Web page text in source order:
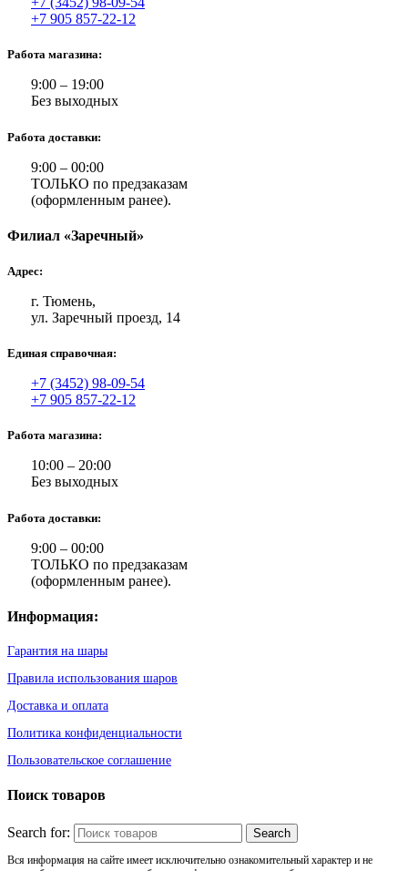
+7 905 857-22-12
Работа магазина:
9:00 – 19:00
Без выходных
Работа доставки:
9:00 – 00:00
ТОЛЬКО по предзаказам
(оформленным ранее).
Филиал «Заречный»
Адрес:
г. Тюмень,
ул. Заречный проезд, 14
Единая справочная:
+7 (3452) 98-09-54
+7 905 857-22-12
Работа магазина:
10:00 – 20:00
Без выходных
Работа доставки:
9:00 – 00:00
ТОЛЬКО по предзаказам
(оформленным ранее).
Информация:
Гарантия на шары
Правила использования шаров
Доставка и оплата
Политика конфиденциальности
Пользовательское соглашение
Поиск товаров
Search for:
Вся информация на сайте имеет исключительно ознакомительный характер и не